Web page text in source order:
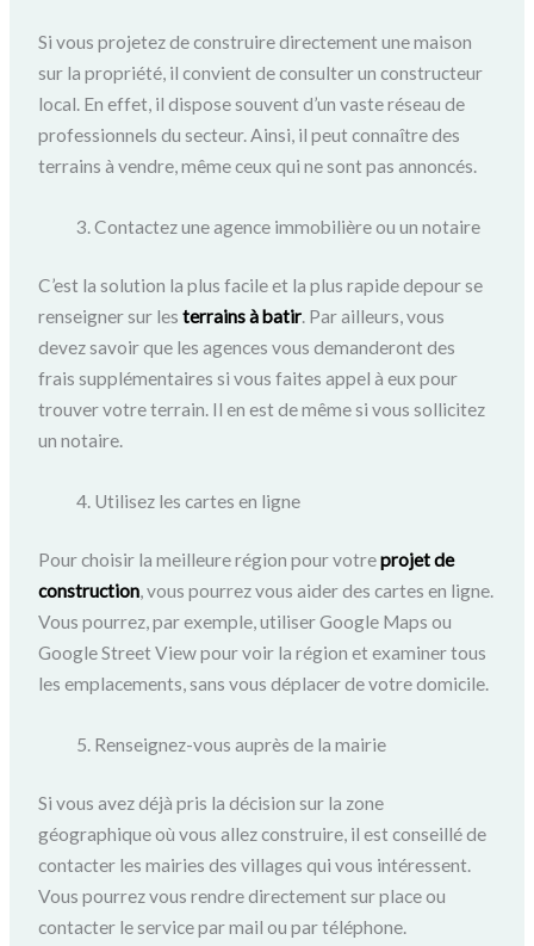
Si vous projetez de construire directement une maison
sur la propriété, il convient de consulter un constructeur
local. En effet, il dispose souvent d’un vaste réseau de
professionnels du secteur. Ainsi, il peut connaître des
terrains à vendre, même ceux qui ne sont pas annoncés.
Contactez une agence immobilière ou un notaire
C’est la solution la plus facile et la plus rapide depour se
renseigner sur lesterrains à batir. Par ailleurs, vous
devez savoir que les agences vous demanderont des
frais supplémentaires si vous faites appel à eux pour
trouver votre terrain. Il en est de même si vous sollicitez
un notaire.
Utilisez les cartes en ligne
Pour choisir la meilleure région pour votreprojet de
construction, vous pourrez vous aider des cartes en ligne.
Vous pourrez, par exemple, utiliser Google Maps ou
Google Street View pour voir la région et examiner tous
les emplacements, sans vous déplacer de votre domicile.
Renseignez-vous auprès de la mairie
Si vous avez déjà pris la décision sur la zone
géographique où vous allez construire, il est conseillé de
contacter les mairies des villages qui vous intéressent.
Vous pourrez vous rendre directement sur place ou
contacter le service par mail ou par téléphone.